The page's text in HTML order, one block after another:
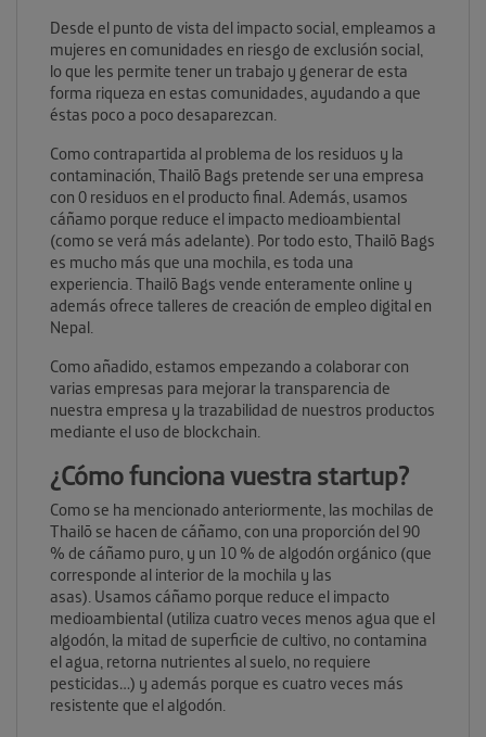
Desde el punto de vista del impacto social, empleamos a
mujeres en comunidades en riesgo de exclusión social,
lo que les permite tener un trabajo y generar de esta
forma riqueza en estas comunidades, ayudando a que
éstas poco a poco desaparezcan.
Como contrapartida al problema de los residuos y la
contaminación, Thailō Bags pretende ser una empresa
con 0 residuos en el producto final. Además, usamos
cáñamo porque reduce el impacto medioambiental
(como se verá más adelante). Por todo esto, Thailō Bags
es mucho más que una mochila, es toda una
experiencia.Thailō Bags vende enteramente online y
además ofrece talleres de creación de empleo digital en
Nepal.
Como añadido, estamos empezando a colaborar con
varias empresas para mejorar la transparencia de
nuestra empresa y la trazabilidad de nuestros productos
mediante el uso de blockchain.
¿Cómo funciona vuestra startup?
Como se ha mencionado anteriormente, las mochilas de
Thailō se hacen de cáñamo, con una proporción del 90
% de cáñamo puro, y un 10 % de algodón orgánico (que
corresponde al interior de la mochila y las
asas). Usamos cáñamo porque reduce el impacto
medioambiental (utiliza cuatro veces menos agua que el
algodón, la mitad de superficie de cultivo, no contamina
el agua, retorna nutrientes al suelo, no requiere
pesticidas…) y además porque es cuatro veces más
resistente que el algodón.